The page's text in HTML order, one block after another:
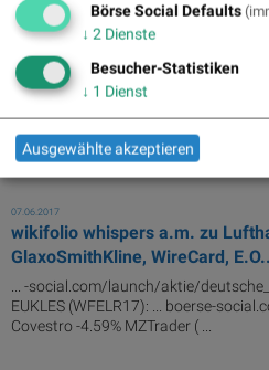
wikifolio whispers a.m. zu
Dutch Shell, Nike, K+S, Jenopti...
... -social.com/launch/aktie/
(HIGHFLY2): ... .boerse-social.com/
-1.48% jokerxl123 (HIGHFLY2 ...
07.06.2017
wikifolio whispers a.m. zu
GlaxoSmithKline, WireCard,
... -social.com/launch/aktie/
EUKLES (WFELR17): ... boerse-
Covestro -4.59% MZTrader ( ...
Börse Social Defaults
↓ 2 Dienste
Besucher-Statistiken
↓ 1 Dienst
Ausgewählte akzeptieren